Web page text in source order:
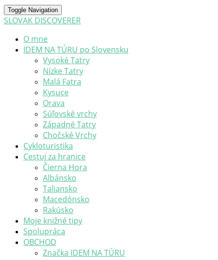
Toggle Navigation
SLOVAK DISCOVERER
O mne
IDEM NA TÚRU po Slovensku
Vysoké Tatry
Nízke Tatry
Malá Fatra
Kysuce
Orava
Súľovské vrchy
Západné Tatry
Chočské Vrchy
Cykloturistika
Cestuj za hranice
Čierna Hora
Albánsko
Taliansko
Macedónsko
Rakúsko
Moje knižné tipy
Spolupráca
OBCHOD
Značka IDEM NA TÚRU